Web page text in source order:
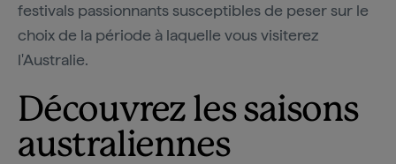
festivals passionnants susceptibles de peser sur le
choix de la période à laquelle vous visiterez
l'Australie.
Découvrez les saisons
australiennes